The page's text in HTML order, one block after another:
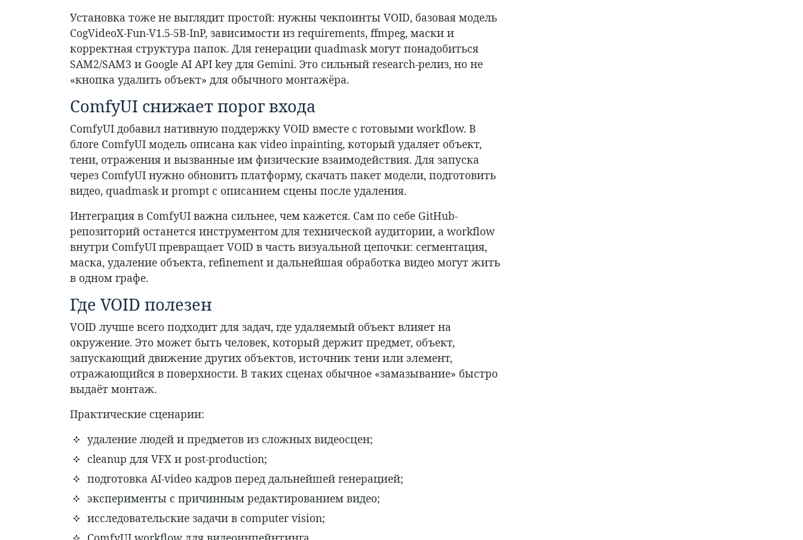
Установка тоже не выглядит простой: нужны чекпоинты VOID, базовая модель
CogVideoX-Fun-V1.5-5B-InP, зависимости из requirements, ffmpeg, маски и
корректная структура папок. Для генерации quadmask могут понадобиться
SAM2/SAM3 и Google AI API key для Gemini. Это сильный research-релиз, но не
«кнопка удалить объект» для обычного монтажёра.
ComfyUI снижает порог входа
ComfyUI добавил нативную поддержку VOID вместе с готовыми workflow. В
блоге ComfyUI модель описана как video inpainting, который удаляет объект,
тени, отражения и вызванные им физические взаимодействия. Для запуска
через ComfyUI нужно обновить платформу, скачать пакет модели, подготовить
видео, quadmask и prompt с описанием сцены после удаления.
Интеграция в ComfyUI важна сильнее, чем кажется. Сам по себе GitHub-
репозиторий останется инструментом для технической аудитории, а workflow
внутри ComfyUI превращает VOID в часть визуальной цепочки: сегментация,
маска, удаление объекта, refinement и дальнейшая обработка видео могут жить
в одном графе.
Где VOID полезен
VOID лучше всего подходит для задач, где удаляемый объект влияет на
окружение. Это может быть человек, который держит предмет, объект,
запускающий движение других объектов, источник тени или элемент,
отражающийся в поверхности. В таких сценах обычное «замазывание» быстро
выдаёт монтаж.
Практические сценарии:
удаление людей и предметов из сложных видеосцен;
cleanup для VFX и post-production;
подготовка AI-video кадров перед дальнейшей генерацией;
эксперименты с причинным редактированием видео;
исследовательские задачи в computer vision;